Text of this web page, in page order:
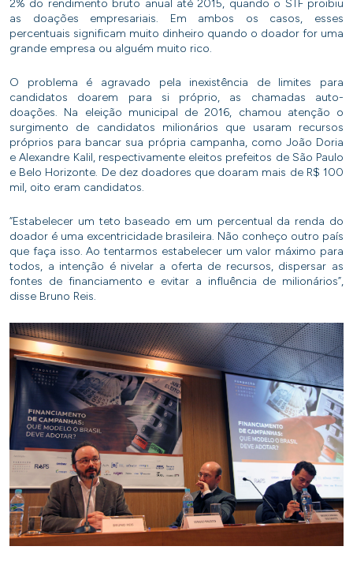
2% do rendimento bruto anual até 2015, quando o STF proibiu
as doações empresariais. Em ambos os casos, esses
percentuais significam muito dinheiro quando o doador for uma
grande empresa ou alguém muito rico.
O problema é agravado pela inexistência de limites para
candidatos doarem para si próprio, as chamadas auto-
doações. Na eleição municipal de 2016, chamou atenção o
surgimento de candidatos milionários que usaram recursos
próprios para bancar sua própria campanha, como João Doria
e Alexandre Kalil, respectivamente eleitos prefeitos de São Paulo
e Belo Horizonte. De dez doadores que doaram mais de R$ 100
mil, oito eram candidatos.
“Estabelecer um teto baseado em um percentual da renda do
doador é uma excentricidade brasileira. Não conheço outro país
que faça isso. Ao tentarmos estabelecer um valor máximo para
todos, a intenção é nivelar a oferta de recursos, dispersar as
fontes de financiamento e evitar a influência de milionários”,
disse Bruno Reis.